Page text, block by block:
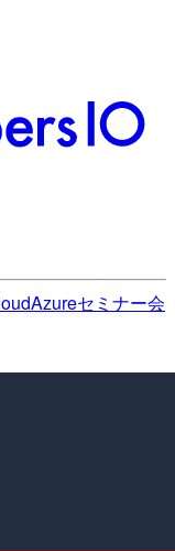
Azureセミナー会